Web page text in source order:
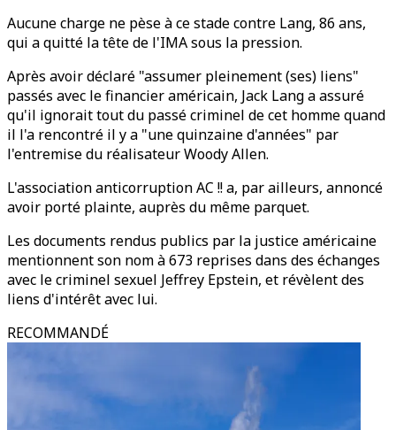
Aucune charge ne pèse à ce stade contre Lang, 86 ans,
qui a quitté la tête de l'IMA sous la pression.
Après avoir déclaré "assumer pleinement (ses) liens"
passés avec le financier américain, Jack Lang a assuré
qu'il ignorait tout du passé criminel de cet homme quand
il l'a rencontré il y a "une quinzaine d'années" par
l'entremise du réalisateur Woody Allen.
L'association anticorruption AC !! a, par ailleurs, annoncé
avoir porté plainte, auprès du même parquet.
Les documents rendus publics par la justice américaine
mentionnent son nom à 673 reprises dans des échanges
avec le criminel sexuel Jeffrey Epstein, et révèlent des
liens d'intérêt avec lui.
RECOMMANDÉ